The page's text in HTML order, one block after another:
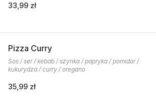
33,99 zł
Pizza Curry
Sos / ser / kebab / szynka / papryka / pomidor /
kukurydza / curry / oregano
35,99 zł